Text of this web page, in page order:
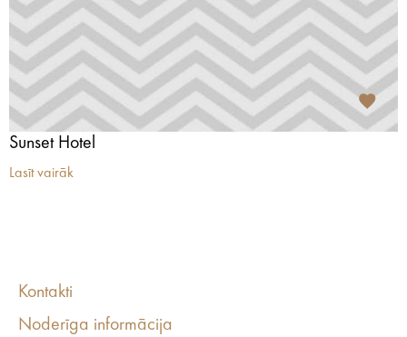
Sunset Hotel
Lasīt vairāk
Kontakti
Noderīga informācija